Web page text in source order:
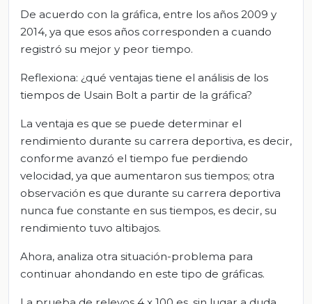
De acuerdo con la gráfica, entre los años 2009 y
2014, ya que esos años corresponden a cuando
registró su mejor y peor tiempo.
Reflexiona: ¿qué ventajas tiene el análisis de los
tiempos de Usain Bolt a partir de la gráfica?
La ventaja es que se puede determinar el
rendimiento durante su carrera deportiva, es decir,
conforme avanzó el tiempo fue perdiendo
velocidad, ya que aumentaron sus tiempos; otra
observación es que durante su carrera deportiva
nunca fue constante en sus tiempos, es decir, su
rendimiento tuvo altibajos.
Ahora, analiza otra situación-problema para
continuar ahondando en este tipo de gráficas.